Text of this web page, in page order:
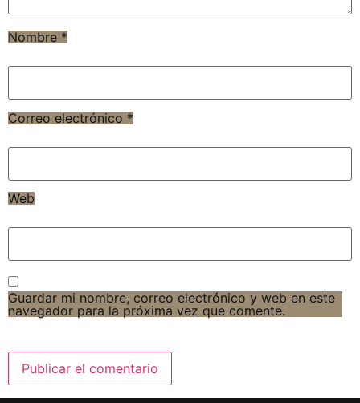
Nombre *
Correo electrónico *
Web
Guardar mi nombre, correo electrónico y web en este
navegador para la próxima vez que comente.